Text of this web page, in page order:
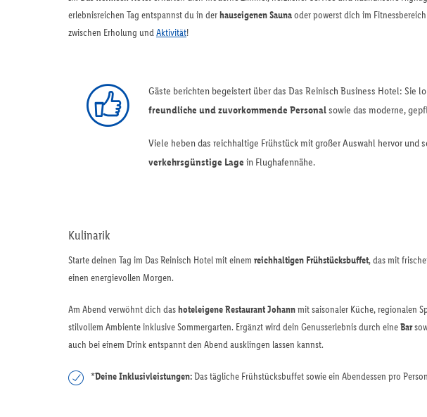
erlebnisreichen Tag entspannst du in derhauseigenen Saunaoder powerst dich im
zwischen Erholung undAktivität!
Gäste berichten begeistert über das Das Reinisch Business Hotel: Sie
freundliche und zuvorkommende Personalsowie das moderne,
Viele heben das reichhaltige Frühstück mit großer Auswahl hervor und
verkehrsgünstige Lage in Flughafennähe.
Kulinarik
Starte deinen Tag im Das Reinisch Hotel mit einem reichhaltigen Frühstücksbuffet, das mit
einen energievollen Morgen.
Am Abend verwöhnt dich dashoteleigene Restaurant Johannmit saisonaler Küche, regionalen
stilvollem Ambiente inklusive Sommergarten. Ergänzt wird dein Genusserlebnis durch eineBar
auch bei einem Drink entspannt den Abend ausklingen lassen kannst.
*Deine Inklusivleistungen:Das tägliche Frühstücksbuffet sowie ein Abendessen pro